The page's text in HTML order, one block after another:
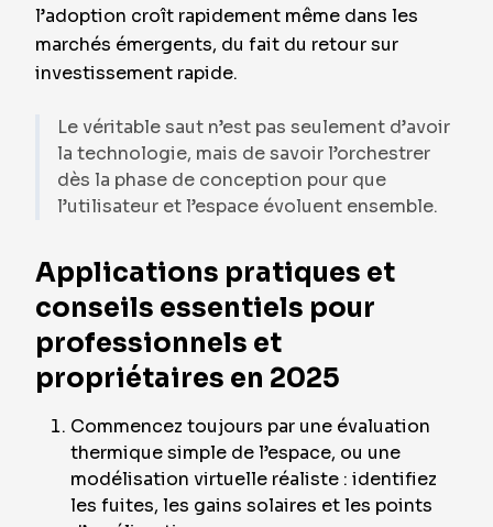
l’adoption croît rapidement même dans les
marchés émergents, du fait du retour sur
investissement rapide.
Le véritable saut n’est pas seulement d’avoir
la technologie, mais de savoir l’orchestrer
dès la phase de conception pour que
l’utilisateur et l’espace évoluent ensemble.
Applications pratiques et
conseils essentiels pour
professionnels et
propriétaires en 2025
Commencez toujours par une évaluation
thermique simple de l’espace, ou une
modélisation virtuelle réaliste : identifiez
les fuites, les gains solaires et les points